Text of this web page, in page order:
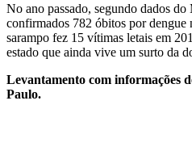
No ano passado, segundo dados
confirmados 782 óbitos por dengue
sarampo fez 15 vítimas letais em
estado que ainda vive um surto da
Levantamento com informações
Paulo.